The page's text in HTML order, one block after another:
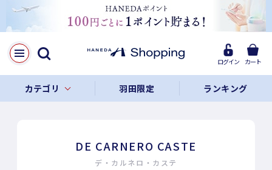
ログイン カート
カテゴリ 羽田限定 ランキング
DE CARNERO CASTE
デ・カルネロ・カステ